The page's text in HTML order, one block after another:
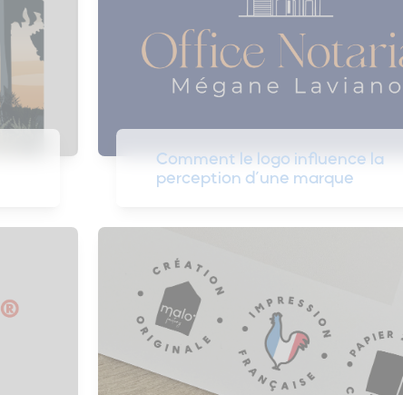
Comment le logo influence la
perception d’une marque